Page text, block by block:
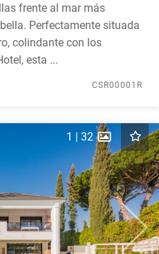
frente al mar más
Perfectamente situada
colindante con los
esta ...
CSR00001R
Next
1 | 32